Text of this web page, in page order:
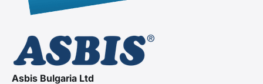
Asbis Bulgaria Ltd